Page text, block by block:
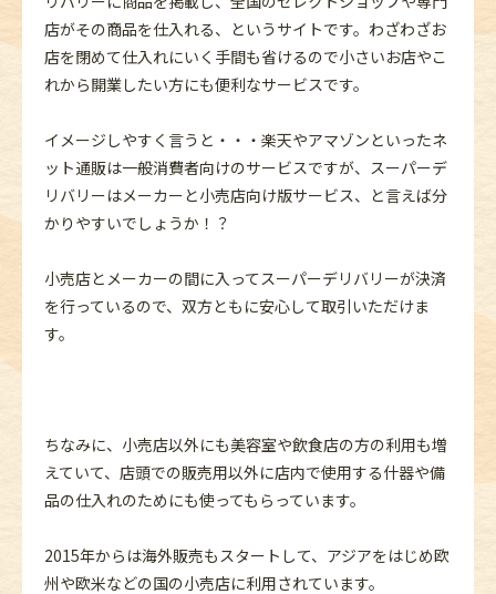
店がその商品を仕入れる、というサイトです。わざわざお
店を閉めて仕入れにいく手間も省けるので小さいお店やこ
れから開業したい方にも便利なサービスです。
イメージしやすく言うと・・・楽天やアマゾンといったネ
ット通販は一般消費者向けのサービスですが、スーパーデ
リバリーはメーカーと小売店向け版サービス、と言えば分
かりやすいでしょうか！？
小売店とメーカーの間に入ってスーパーデリバリーが決済
を行っているので、双方ともに安心して取引いただけま
す。
ちなみに、小売店以外にも美容室や飲食店の方の利用も増
えていて、店頭での販売用以外に店内で使用する什器や備
品の仕入れのためにも使ってもらっています。
2015年からは海外販売もスタートして、アジアをはじめ欧
州や欧米などの国の小売店に利用されています。